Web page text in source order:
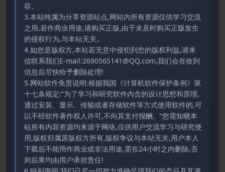
容。
3.本站纯属为分享资源站点,网站内所有资源仅供学习交流
之用,若作商业用途,请购买正版,由于未及时购买正版发生
的侵权行为,与本站无关。
4.如您是版权方,本站若无意中侵犯到您的版权利益,请来
信联系我们E-mail:2690565141@QQ.com,我们会在收到
信息后尽快给予删除处理!
5.网站软件免责说明:根据我国《计算机软件保护条例》第
十七条规定:“为了学习和研究软件内含的设计思想和原理,
通过安装、显示、传输或者存储软件等方式使用软件的,可
以不经软件著作权人许可,不向其支付报酬。”您需知晓本
站所有内容资源均来源于网络,仅供用户交流学习与研究使
用,版权归属原版权方所有,版权争议与本站无关,用户本人
下载后不能用作商业或非法用途,需在24小时之内删除,否
则后果均由用户承担责任!